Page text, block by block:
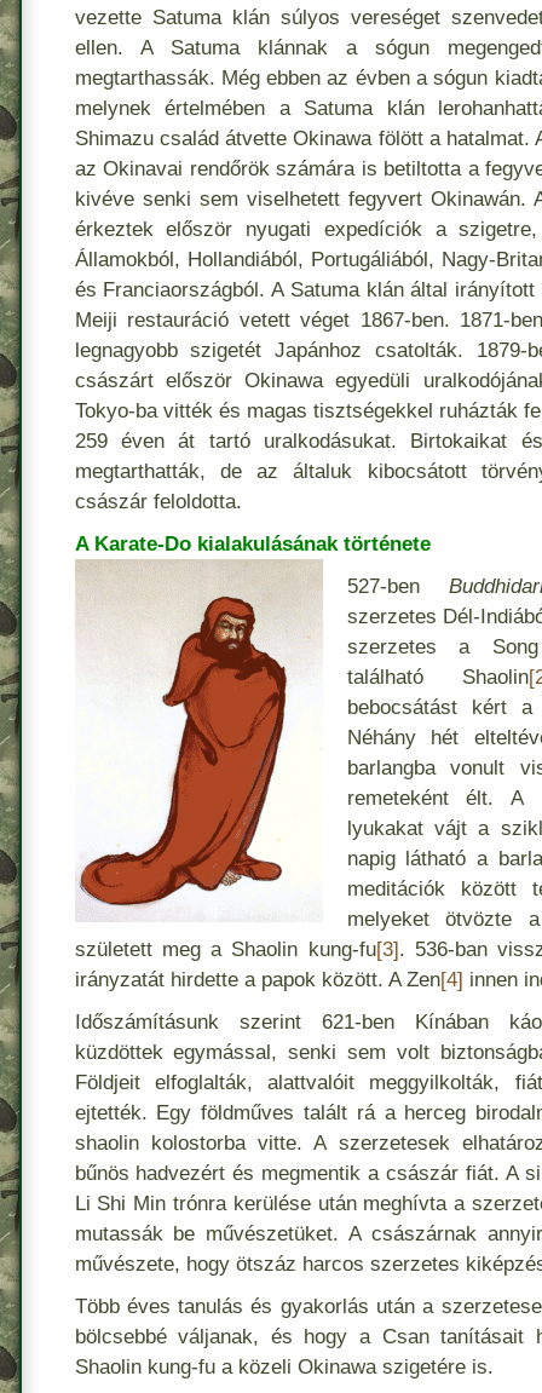
vezette Satuma klán súlyos vereséget
ellen. A Satuma klánnak a sógun
megtarthassák. Még ebben az évben a sógun
melynek értelmében a Satuma klán
Shimazu család átvette Okinawa fölött a hatalmat.
az Okinavai rendőrök számára is betiltotta a
kivéve senki sem viselhetett fegyvert Okinawán.
érkeztek először nyugati expedíciók a
Államokból, Hollandiából, Portugáliából, Nagy-
és Franciaországból. A Satuma klán által
Meiji restauráció vetett véget 1867-ben. 1871-
legnagyobb szigetét Japánhoz csatolták.
császárt először Okinawa egyedüli
Tokyo-ba vitték és magas tisztségekkel ruházták
259 éven át tartó uralkodásukat. Birtokaikat
megtarthatták, de az általuk kibocsátott
császár feloldotta.
A Karate-Do kialakulásának története
527-ben
szerzetes Dél-
szerzetes a Song
található Shaolin
bebocsátást kért a
Néhány hét
barlangba vonult
remeteként élt. A
lyukakat vájt a
napig látható a
meditációk között
melyeket ötvözte
született meg a Shaolin kung-fu[3]. 536-ban
irányzatát hirdette a papok között. A Zen[4] innen
Időszámításunk szerint 621-ben Kínában
küzdöttek egymással, senki sem volt
Földjeit elfoglalták, alattvalóit meggyilkolták,
ejtették. Egy földműves talált rá a herceg
shaolin kolostorba vitte. A szerzetesek
bűnös hadvezért és megmentik a császár fiát. A
Li Shi Min trónra kerülése után meghívta a
mutassák be művészetüket. A császárnak
művészete, hogy ötszáz harcos szerzetes
Több éves tanulás és gyakorlás után a
bölcsebbé váljanak, és hogy a Csan
Shaolin kung-fu a közeli Okinawa szigetére is.